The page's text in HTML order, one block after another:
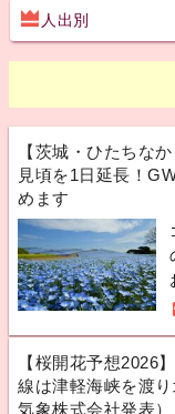
人出別
【茨城・ひたちな
見頃を1日延長！
めます
【桜開花予想2026
線は津軽海峡を渡
気象株式会社発表）